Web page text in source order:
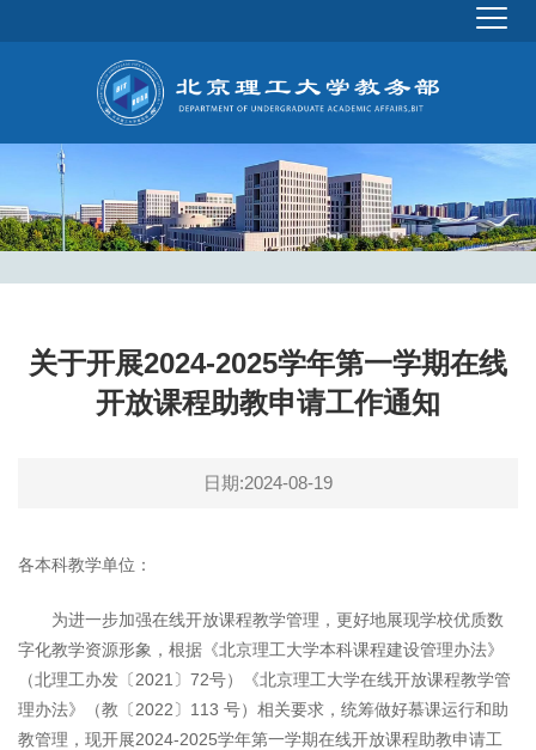
关于开展2024-2025学年第一学期在线
开放课程助教申请工作通知
日期:2024-08-19
各本科教学单位：
为进一步加强在线开放课程教学管理，更好地展现学校优质数
字化教学资源形象，根据《北京理工大学本科课程建设管理办法》
（北理工办发〔2021〕72号）《北京理工大学在线开放课程教学管
理办法》（教〔2022〕113 号）相关要求，统筹做好慕课运行和助
教管理，现开展2024-2025学年第一学期在线开放课程助教申请工